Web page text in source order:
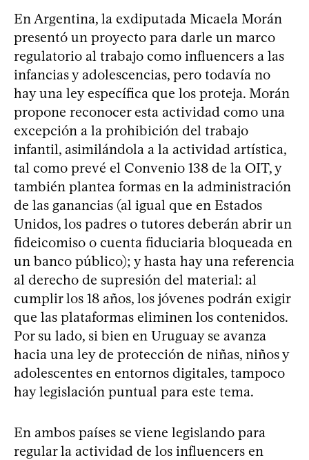
En Argentina, la exdiputada Micaela Morán
presentó un proyecto para darle un marco
regulatorio al trabajo como influencers a las
infancias y adolescencias, pero todavía no
hay una ley específica que los proteja. Morán
propone reconocer esta actividad como una
excepción a la prohibición del trabajo
infantil, asimilándola a la actividad artística,
tal como prevé el Convenio 138 de la OIT, y
también plantea formas en la administración
de las ganancias (al igual que en Estados
Unidos, los padres o tutores deberán abrir un
fideicomiso o cuenta fiduciaria bloqueada en
un banco público); y hasta hay una referencia
al derecho de supresión del material: al
cumplir los 18 años, los jóvenes podrán exigir
que las plataformas eliminen los contenidos.
Por su lado, si bien en Uruguay se avanza
hacia una ley de protección de niñas, niños y
adolescentes en entornos digitales, tampoco
hay legislación puntual para este tema.
En ambos países se viene legislando para
regular la actividad de los influencers en